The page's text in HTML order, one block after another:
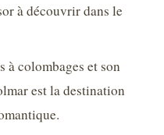
à découvrir dans le
à colombages et son
est la destination